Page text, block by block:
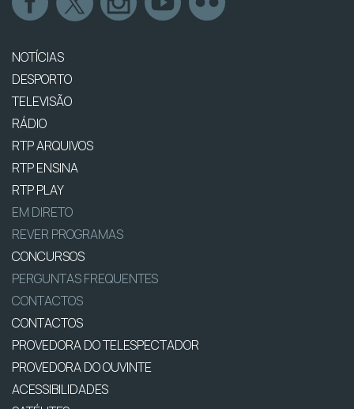
NOTÍCIAS
DESPORTO
TELEVISÃO
RÁDIO
RTP ARQUIVOS
RTP ENSINA
RTP PLAY
EM DIRETO
REVER PROGRAMAS
CONCURSOS
PERGUNTAS FREQUENTES
CONTACTOS
CONTACTOS
PROVEDORA DO TELESPECTADOR
PROVEDORA DO OUVINTE
ACESSIBILIDADES